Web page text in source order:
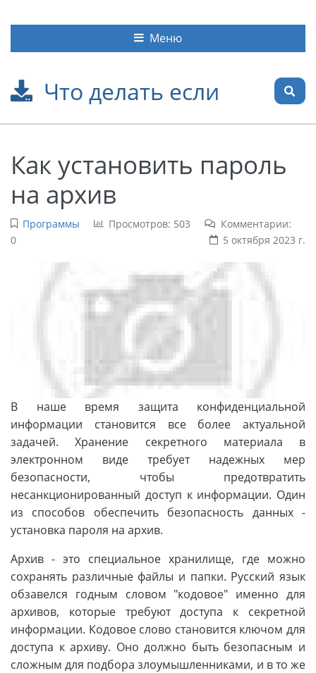
Что делать если
Меню
Как установить пароль
на архив
Программы Просмотров: 503
Комментарии:
0
5 октября 2023 г.
В наше время защита конфиденциальной
информации становится все более актуальной
задачей. Хранение секретного материала в
электронном виде требует надежных мер
безопасности, чтобы предотвратить
несанкционированный доступ к информации. Один
из способов обеспечить безопасность данных -
установка пароля на архив.
Архив - это специальное хранилище, где можно
сохранять различные файлы и папки. Русский язык
обзавелся годным словом "кодовое" именно для
архивов, которые требуют доступа к секретной
информации. Кодовое слово становится ключом для
доступа к архиву. Оно должно быть безопасным и
сложным для подбора злоумышленниками, и в то же